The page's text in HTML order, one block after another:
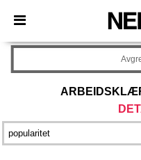
× Needen-app
Bedre priser i appen!